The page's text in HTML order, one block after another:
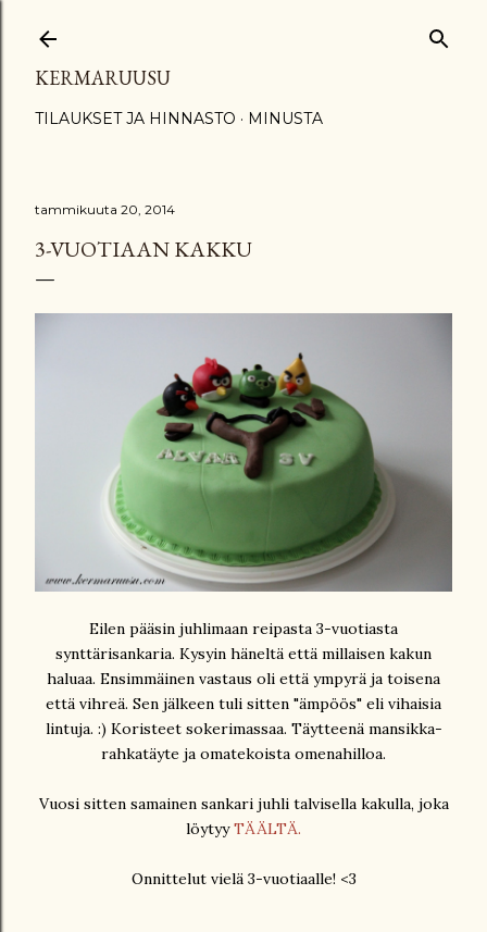
KERMARUUSU
TILAUKSET JA HINNASTO MINUSTA
tammikuuta 20, 2014
3-VUOTIAAN KAKKU
Eilen pääsin juhlimaan reipasta 3-vuotiasta
synttärisankaria. Kysyin häneltä että millaisen kakun
haluaa. Ensimmäinen vastaus oli että ympyrä ja toisena
että vihreä. Sen jälkeen tuli sitten "ämpöös" eli vihaisia
lintuja. :) Koristeet sokerimassaa. Täytteenä mansikka-
rahkatäyte ja omatekoista omenahilloa.
Vuosi sitten samainen sankari juhli talvisella kakulla, joka
löytyyTÄÄLTÄ.
Onnittelut vielä 3-vuotiaalle! <3